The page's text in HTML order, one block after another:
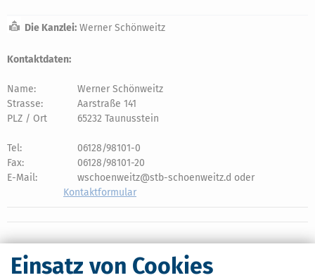
Einsatz von Cookies
Die Kanzlei: Werner Schönweitz
Kontaktdaten:
Name:
Werner Schönweitz
Strasse:
Aarstraße 141
PLZ / Ort
65232 Taunusstein
Tel:
06128/98101-0
Fax:
06128/98101-20
E-Mail:
wschoenweitz@stb-schoenweitz.d oder
Kontaktformular